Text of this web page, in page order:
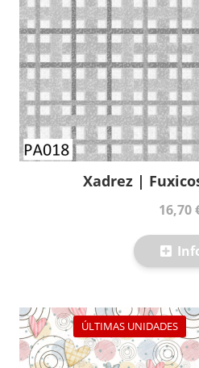
Xadrez |
16,70
ÚLTIMAS UNIDADES